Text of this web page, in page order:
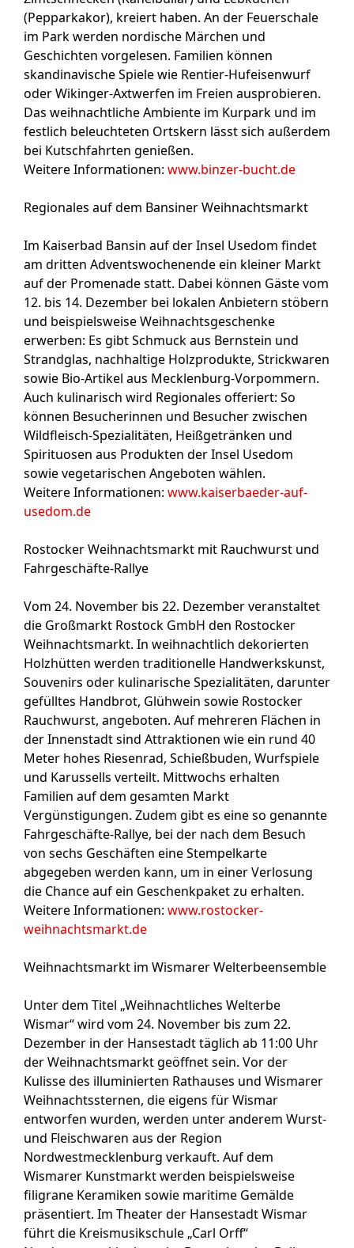
(Pepparkakor), kreiert haben. An der Feuerschale
im Park werden nordische Märchen und
Geschichten vorgelesen. Familien können
skandinavische Spiele wie Rentier-Hufeisenwurf
oder Wikinger-Axtwerfen im Freien ausprobieren.
Das weihnachtliche Ambiente im Kurpark und im
festlich beleuchteten Ortskern lässt sich außerdem
bei Kutschfahrten genießen.
Weitere Informationen: www.binzer-bucht.de
Regionales auf dem Bansiner Weihnachtsmarkt
Im Kaiserbad Bansin auf der Insel Usedom findet
am dritten Adventswochenende ein kleiner Markt
auf der Promenade statt. Dabei können Gäste vom
12. bis 14. Dezember bei lokalen Anbietern stöbern
und beispielsweise Weihnachtsgeschenke
erwerben: Es gibt Schmuck aus Bernstein und
Strandglas, nachhaltige Holzprodukte, Strickwaren
sowie Bio-Artikel aus Mecklenburg-Vorpommern.
Auch kulinarisch wird Regionales offeriert: So
können Besucherinnen und Besucher zwischen
Wildfleisch-Spezialitäten, Heißgetränken und
Spirituosen aus Produkten der Insel Usedom
sowie vegetarischen Angeboten wählen.
Weitere Informationen: www.kaiserbaeder-auf-
usedom.de
Rostocker Weihnachtsmarkt mit Rauchwurst und
Fahrgeschäfte-Rallye
Vom 24. November bis 22. Dezember veranstaltet
die Großmarkt Rostock GmbH den Rostocker
Weihnachtsmarkt. In weihnachtlich dekorierten
Holzhütten werden traditionelle Handwerkskunst,
Souvenirs oder kulinarische Spezialitäten, darunter
gefülltes Handbrot, Glühwein sowie Rostocker
Rauchwurst, angeboten. Auf mehreren Flächen in
der Innenstadt sind Attraktionen wie ein rund 40
Meter hohes Riesenrad, Schießbuden, Wurfspiele
und Karussells verteilt. Mittwochs erhalten
Familien auf dem gesamten Markt
Vergünstigungen. Zudem gibt es eine so genannte
Fahrgeschäfte-Rallye, bei der nach dem Besuch
von sechs Geschäften eine Stempelkarte
abgegeben werden kann, um in einer Verlosung
die Chance auf ein Geschenkpaket zu erhalten.
Weitere Informationen: www.rostocker-
weihnachtsmarkt.de
Weihnachtsmarkt im Wismarer Welterbeensemble
Unter dem Titel „Weihnachtliches Welterbe
Wismar“wird vom 24. November bis zum 22.
Dezember in der Hansestadt täglich ab 11:00 Uhr
der Weihnachtsmarkt geöffnet sein. Vor der
Kulisse des illuminierten Rathauses und Wismarer
Weihnachtssternen, die eigens für Wismar
entworfen wurden, werden unter anderem Wurst-
und Fleischwaren aus der Region
Nordwestmecklenburg verkauft. Auf dem
Wismarer Kunstmarkt werden beispielsweise
filigrane Keramiken sowie maritime Gemälde
präsentiert. Im Theater der Hansestadt Wismar
führt die Kreismusikschule „Carl Orff“